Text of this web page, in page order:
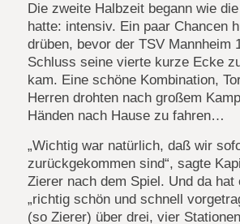
Die zweite Halbzeit begann wie
hatte: intensiv. Ein paar Chancen
drüben, bevor der TSV Mannheim
Schluss seine vierte kurze Ecke
kam. Eine schöne Kombination,
Herren drohten nach großem
Händen nach Hause zu fahren…
„Wichtig war natürlich, daß wir
zurückgekommen sind“, sagte
Zierer nach dem Spiel. Und da hat
„richtig schön und schnell
(so Zierer) über drei, vier